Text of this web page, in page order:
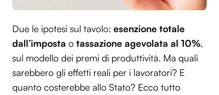
Due le ipotesi sul tavolo: esenzione totale
dall’imposta o tassazione agevolata al 10%,
sul modello dei premi di produttività. Ma quali
sarebbero gli effetti reali per i lavoratori? E
quanto costerebbe allo Stato? Ecco tutto